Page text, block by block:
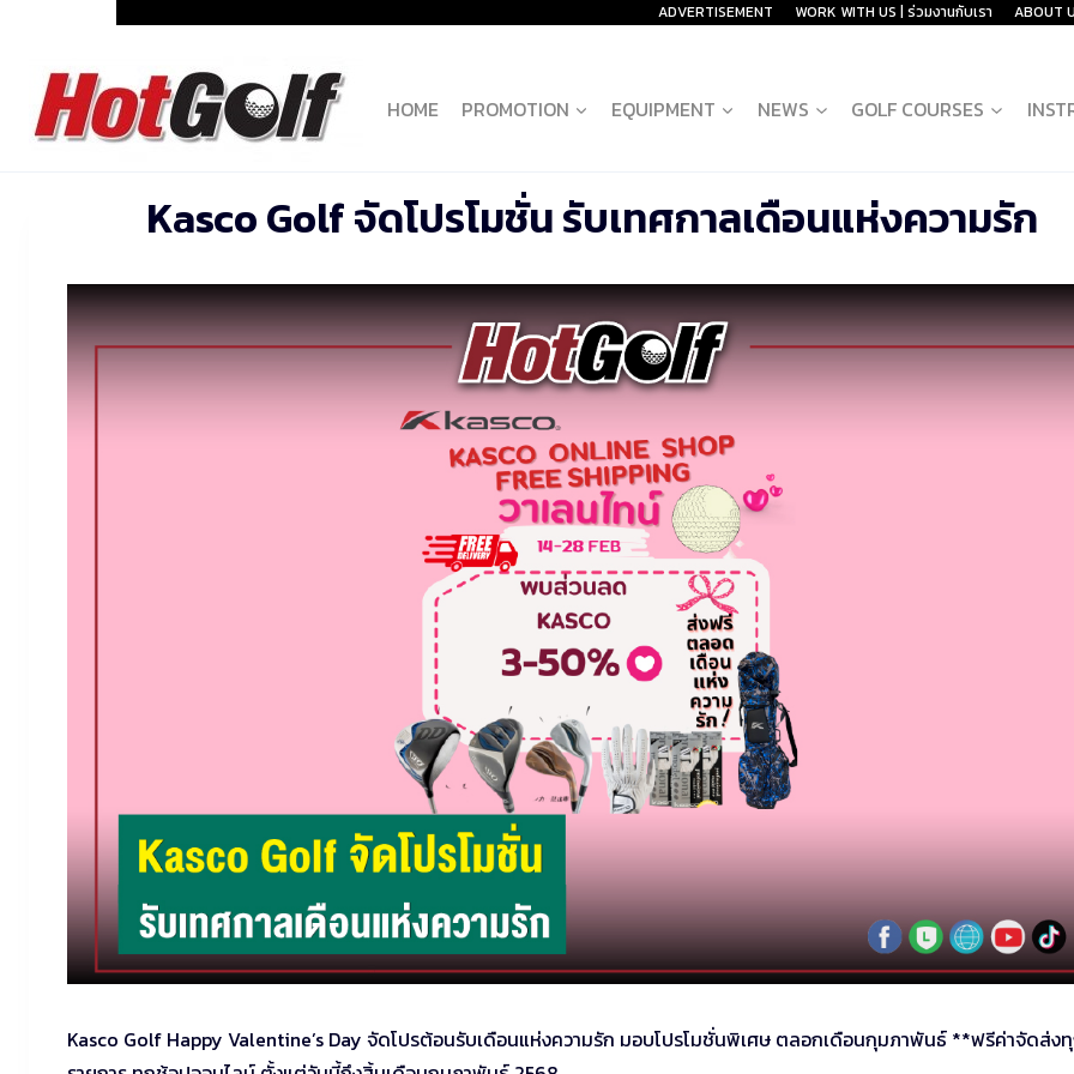
content
ADVERTISEMENT WORK WITH US | ร่วมงานกับเรา ABOUT
HOME PROMOTION EQUIPMENT NEWS GOLF COURSES
Kasco Golf จัดโปรโมชั่น รับเทศกาลเดือนแห่งความรัก
Kasco Golf Happy Valentine’s Day จัดโปรต้อนรับเดือนแห่งความรัก มอบโปรโมชั่นพิเศษ ตลอกเดือนกุมภาพันธ์ **ฟรีค่าจัดส่ง